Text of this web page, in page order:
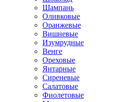
Шампань
Оливковые
Оранжевые
Вишневые
Изумрудные
Венге
Ореховые
Янтарные
Сиреневые
Салатовые
Фиолетовые